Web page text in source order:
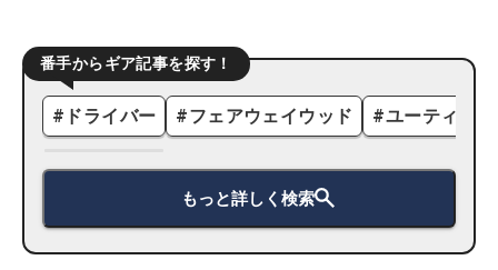
番手からギア記事を探す！
# ドライバー #フェアウェイウッド #ユーティリ
もっと詳しく検索